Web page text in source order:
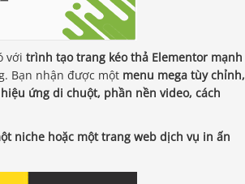
với trình tạo trang kéo thả Elementor mạnh
Bạn nhận được một menu mega tùy chỉnh,
ứng di chuột, phần nền video, cách
niche hoặc một trang web dịch vụ in ấn